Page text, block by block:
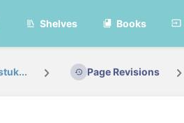
Shelves Books
Page Revisions